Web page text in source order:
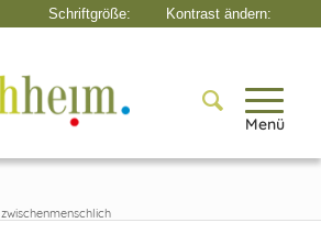
Menü
zwischenmenschlich